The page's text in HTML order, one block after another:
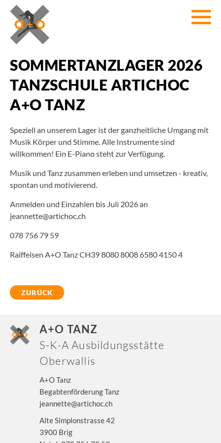
SOMMERTANZLAGER 2026
TANZSCHULE ARTICHOC
A+O TANZ
Speziell an unserem Lager ist der ganzheitliche Umgang mit
Musik Körper und Stimme. Alle Instrumente sind
willkommen! Ein E-Piano steht zur Verfügung.
Musik und Tanz zusammen erleben und umsetzen - kreativ,
spontan und motivierend.
Anmelden und Einzahlen bis Juli 2026 an
jeannette@artichoc.ch
078 756 79 59
Raiffeisen A+O Tanz CH39 8080 8008 6580 4150 4
ZURÜCK
A+O TANZ
S-K-A Ausbildungsstätte
Oberwallis
A+O Tanz
Begabtenförderung Tanz
jeannette@artichoc.ch
Alte Simplonstrasse 42
3900 Brig